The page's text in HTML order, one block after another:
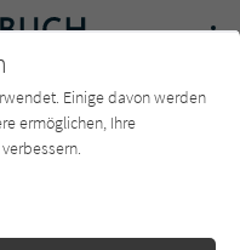
Newsletter
Einige davon werden
ermöglichen, Ihre